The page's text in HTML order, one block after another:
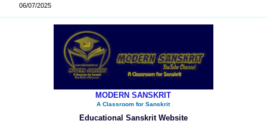
06/07/2025
MODERN SANSKRIT
A Classroom for Sanskrit
Educational Sanskrit Website